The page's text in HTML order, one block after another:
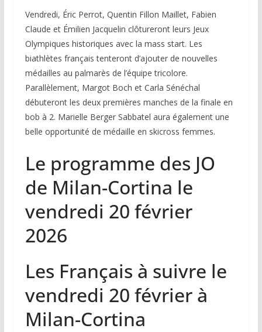
Vendredi, Éric Perrot, Quentin Fillon Maillet, Fabien
Claude et Émilien Jacquelin clôtureront leurs Jeux
Olympiques historiques avec la mass start. Les
biathlètes français tenteront d’ajouter de nouvelles
médailles au palmarès de l’équipe tricolore.
Parallèlement, Margot Boch et Carla Sénéchal
débuteront les deux premières manches de la finale en
bob à 2. Marielle Berger Sabbatel aura également une
belle opportunité de médaille en skicross femmes.
Le programme des JO
de Milan-Cortina le
vendredi 20 février
2026
Les Français à suivre le
vendredi 20 février à
Milan-Cortina